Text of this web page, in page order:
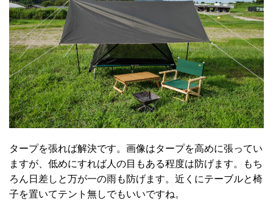
タープを張れば解決です。画像はタープを高めに張ってい
ますが、低めにすれば人の目もある程度は防げます。もち
ろん日差しと万が一の雨も防げます。近くにテーブルと椅
子を置いてテント無しでもいいですね。